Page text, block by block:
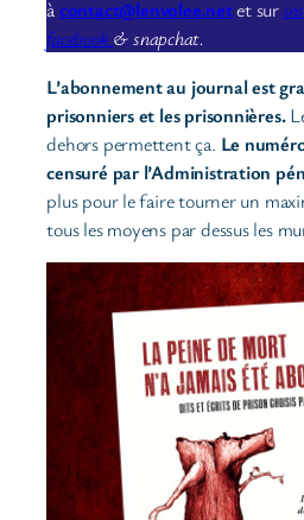
àcontact@lenvolee.netet sur
facebook& snapchat.
L’abonnement au journal est
prisonniers et les prisonnières.
dehors permettent ça. Le
censuré par l’Administration
plus pour le faire tourner un
tous les moyens par dessus les